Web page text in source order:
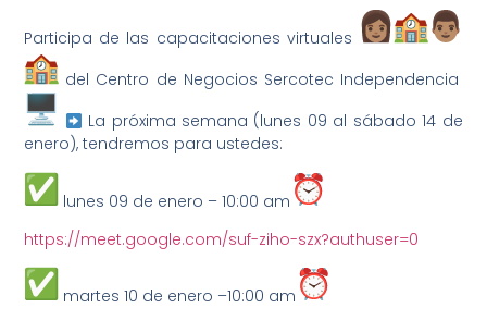
Participa de las capacitaciones virtuales
del Centro de Negocios Sercotec Independencia
La próxima semana (lunes 09 al sábado 14 de
enero), tendremos para ustedes:
lunes 09 de enero – 10:00 am
https://meet.google.com/suf-ziho-szx?authuser=0
martes 10 de enero –10:00 am